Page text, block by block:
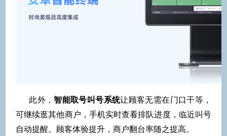
此外，智能取号叫号系统让顾客无需在门口干等，
可继续逛其他商户，手机实时查看排队进度，临近叫号
自动提醒。顾客体验提升，商户翻台率随之提高。